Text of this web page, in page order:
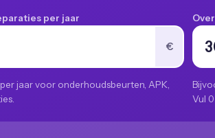
per jaar
€
jaar voor onderhoudsbeurten, APK,
Vul